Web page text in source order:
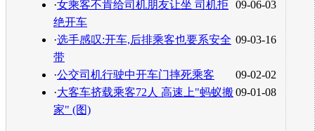
09-06-03
·女乘客不肯给司机朋友让坐 司机拒
绝开车
09-03-16
·选手感叹:开车,后排乘客也要系安全
带
09-02-02
·公交司机行驶中开车门摔死乘客
09-01-08
·大客车挤载乘客72人 高速上"蚂蚁搬
家" (图)